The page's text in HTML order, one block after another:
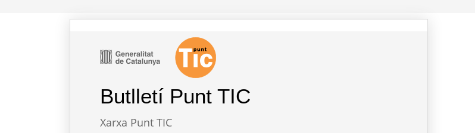
Butlletí Punt TIC
Xarxa Punt TIC